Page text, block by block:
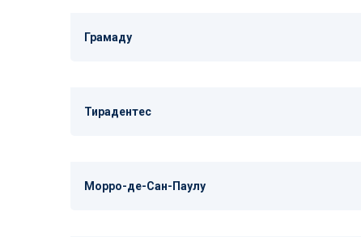
Грамаду
Тирадентес
Морро-де-Сан-Паулу